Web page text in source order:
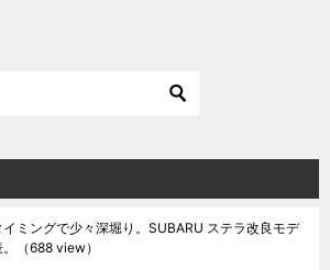
イミングで少々深堀り。SUBARU ステラ改良モデ
（688 view）